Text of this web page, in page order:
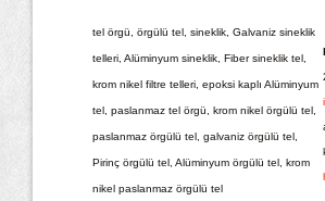
tel örgü, örgülü tel, sineklik, Galvaniz sineklik
telleri, Alüminyum sineklik, Fiber sineklik tel,
krom nikel filtre telleri, epoksi kaplı Alüminyum
tel, paslanmaz tel örgü, krom nikel örgülü tel,
paslanmaz örgülü tel, galvaniz örgülü tel,
Pirinç örgülü tel, Alüminyum örgülü tel, krom
nikel paslanmaz örgülü tel